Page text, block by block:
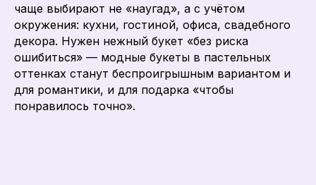
чаще выбирают не «наугад», а с учётом
окружения: кухни, гостиной, офиса, свадебного
декора. Нужен нежный букет «без риска
ошибиться» — модные букеты в пастельных
оттенках станут беспроигрышным вариантом и
для романтики, и для подарка «чтобы
понравилось точно».